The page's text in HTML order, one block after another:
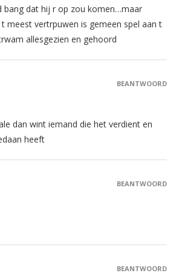
bang dat hij r op zou komen…maar
meest vertrpuwen is gemeen spel aan t
allesgezien en gehoord
dan wint iemand die het verdient en
heeft
BEANTWOORD
BEANTWOORD
BEANTWOORD